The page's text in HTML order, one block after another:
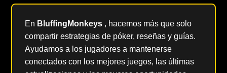
En BluffingMonkeys , hacemos más que solo
compartir estrategias de póker, reseñas y guías.
Ayudamos a los jugadores a mantenerse
conectados con los mejores juegos, las últimas